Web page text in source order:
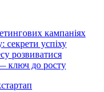
кампаніях
секрети успіху
розвиватися
ключ до росту
стартап